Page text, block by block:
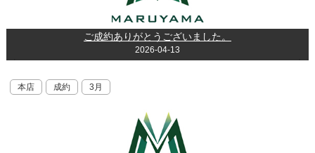
ご成約ありがとうございました。
2026-04-13
本店 成約 3月